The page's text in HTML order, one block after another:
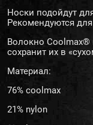
Носки подойдут
Рекомендуются
Волокно Coolmax®
сохранит их в
Материал:
76% coolmax
21% nylon